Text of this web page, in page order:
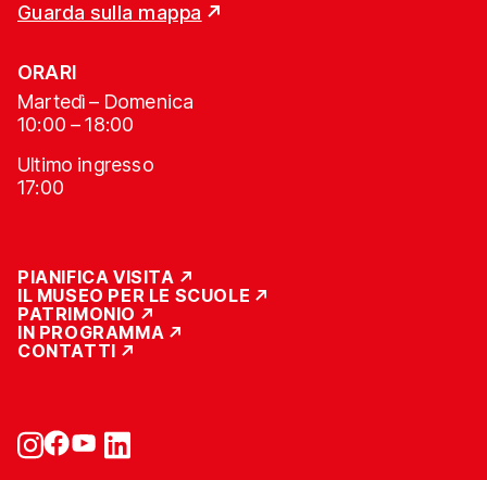
Guarda sulla mappa
ORARI
Martedì – Domenica
10:00 – 18:00
Ultimo ingresso
17:00
PIANIFICA VISITA
IL MUSEO PER LE SCUOLE
PATRIMONIO
IN PROGRAMMA
CONTATTI